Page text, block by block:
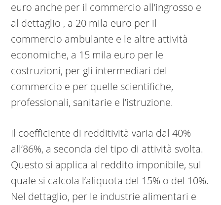
euro anche per il commercio all’ingrosso e
al dettaglio , a 20 mila euro per il
commercio ambulante e le altre attività
economiche, a 15 mila euro per le
costruzioni, per gli intermediari del
commercio e per quelle scientifiche,
professionali, sanitarie e l’istruzione.
Il coefficiente di redditività varia dal 40%
all’86%, a seconda del tipo di attività svolta.
Questo si applica al reddito imponibile, sul
quale si calcola l’aliquota del 15% o del 10%.
Nel dettaglio, per le industrie alimentari e